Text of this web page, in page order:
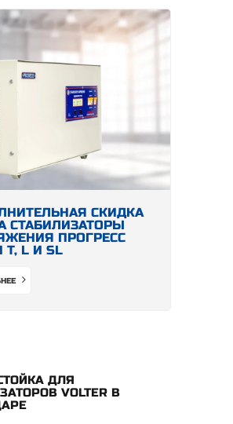
СКИДКА
СТАБИЛИЗАТОРЫ
ПРОГРЕСС
Т, L И SL
ДЛЯ
VOLTER В